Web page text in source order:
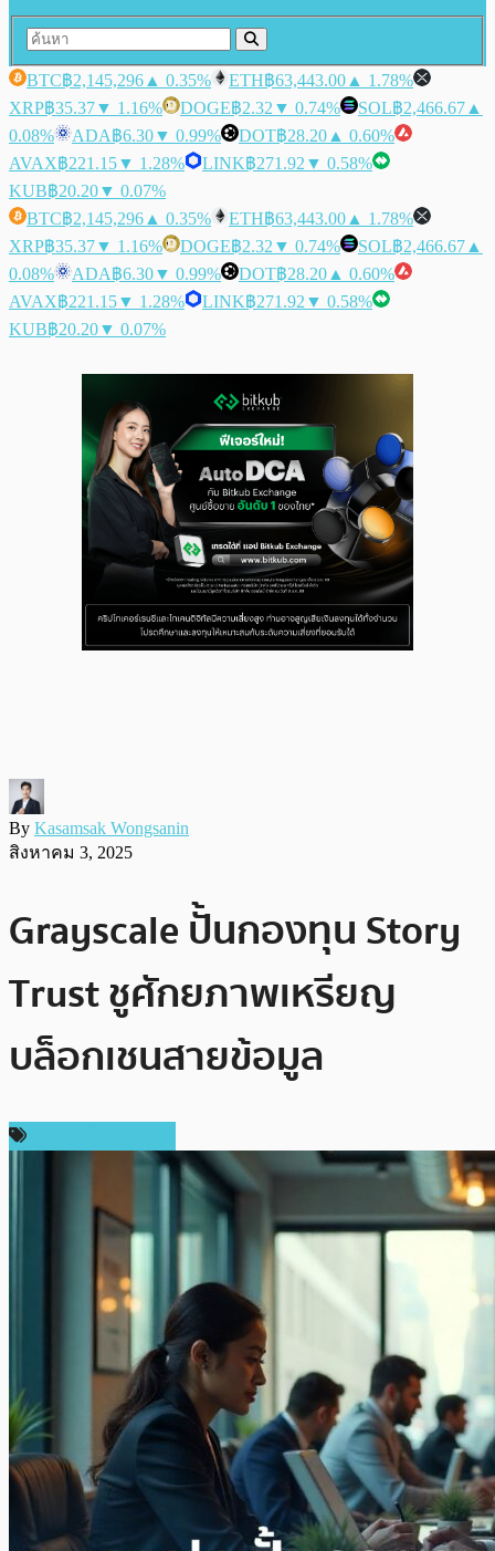
BTC฿2,145,296 ▲ 0.35% ETH฿63,443.00 ▲ 1.78%
XRP฿35.37▼ 1.16% DOGE฿2.32 ▼ 0.74% SOL฿2,466.67 ▲
0.08%
ADA฿6.30▼ 0.99% DOT฿28.20 ▲ 0.60%
AVAX฿221.15▼ 1.28% LINK฿271.92 ▼ 0.58%
KUB฿20.20▼ 0.07%
BTC฿2,145,296 ▲ 0.35% ETH฿63,443.00 ▲ 1.78%
XRP฿35.37▼ 1.16% DOGE฿2.32 ▼ 0.74% SOL฿2,466.67 ▲
0.08%
ADA฿6.30▼ 0.99% DOT฿28.20 ▲ 0.60%
AVAX฿221.15▼ 1.28% LINK฿271.92 ▼ 0.58%
KUB฿20.20▼ 0.07%
By Kasamsak Wongsanin
สิงหาคม 3, 2025
Grayscale ปั้นกองทุน Story
Trust ชูศักยภาพเหรียญ
บล็อกเชนสายข้อมูล